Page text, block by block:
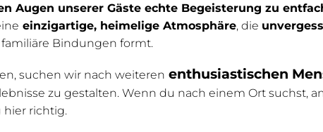
Augen unserer Gäste echte Begeisterung zu
einzigartige, heimelige Atmosphäre, die
Bindungen formt.
suchen wir nach weiteren enthusiastischen
zu gestalten. Wenn du nach einem Ort suchst,
hier richtig.